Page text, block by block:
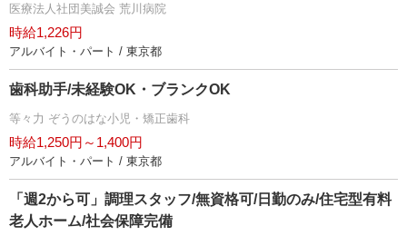
医療法人社団美誠会 荒川病院
時給1,226円
アルバイト・パート / 東京都
歯科助手/未経験OK・ブランクOK
等々力 ぞうのはな小児・矯正歯科
時給1,250円～1,400円
アルバイト・パート / 東京都
「週2から可」調理スタッフ/無資格可/日勤のみ/住宅型有料
老人ホーム/社会保障完備